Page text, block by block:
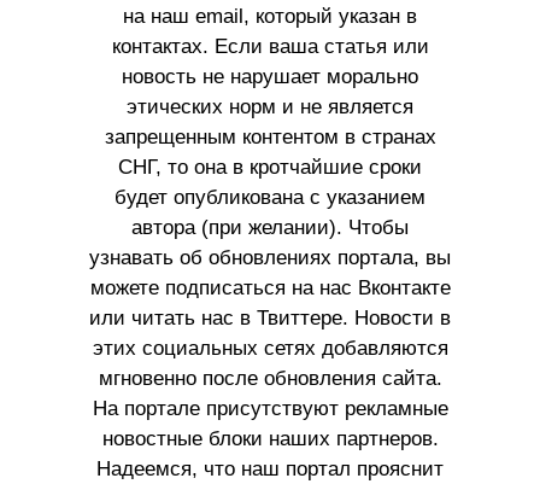
на наш email, который указан в
контактах. Если ваша статья или
новость не нарушает морально
этических норм и не является
запрещенным контентом в странах
СНГ, то она в кротчайшие сроки
будет опубликована с указанием
автора (при желании). Чтобы
узнавать об обновлениях портала, вы
можете подписаться на нас Вконтакте
или читать нас в Твиттере. Новости в
этих социальных сетях добавляются
мгновенно после обновления сайта.
На портале присутствуют рекламные
новостные блоки наших партнеров.
Надеемся, что наш портал прояснит